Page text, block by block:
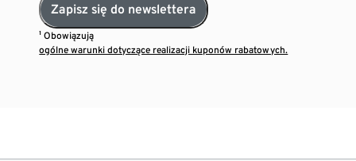
Zapisz się do newslettera
¹ Obowiązują
ogólne warunki dotyczące realizacji kuponów rabatowych.